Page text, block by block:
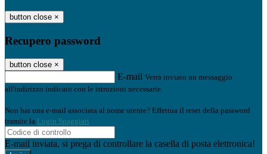
button close ×
Recupero password
button close ×
E-mail Verrà inviato un messaggio
all'indirizzo indicato con le istruzioni necessarie.
Non hai una e-mail associata al nome utente? Effettua il reset della password
tramite la Login Spaggiari
E-mail inviata, si prega di controllare la casella di posta elettronica!